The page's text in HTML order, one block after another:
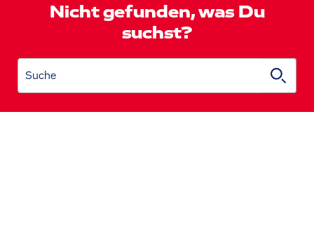
Nicht gefunden, was Du
suchst?
Suche